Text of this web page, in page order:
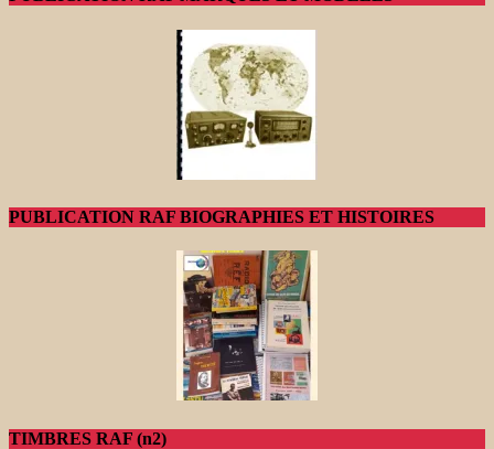
PUBLICATION RAF BIOGRAPHIES ET HISTOIRES
TIMBRES RAF (n2)